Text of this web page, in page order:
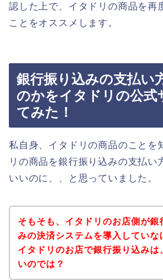
認した上で、イタドリの商品を再
ことをオススメします。
銀行振り込みの支払い
のかをイタドリの公式
てみた！
私自身、イタドリの商品のことを
リの商品を銀行振り込みの支払い
いいのに、、と思っていました。
そもそも、イタドリのお店側が銀
みの決済システムを導入していな
イタドリのお店で銀行振り込みは
いのでは？